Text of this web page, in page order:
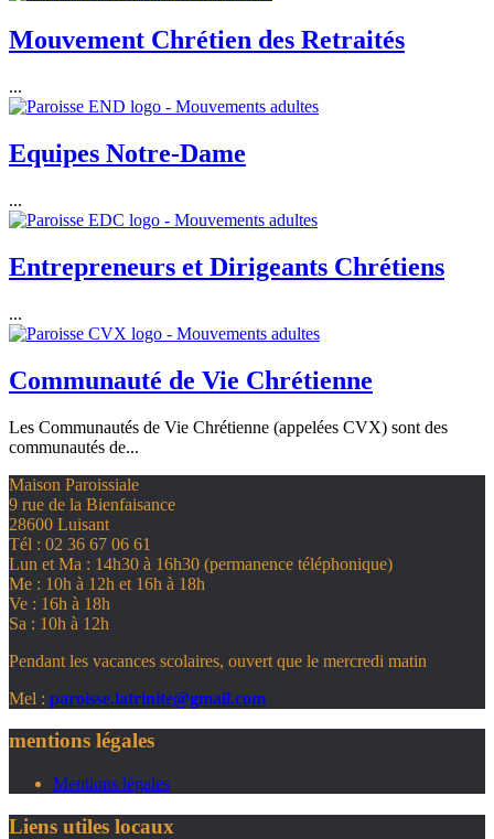
Mouvement Chrétien des Retraités
...
Equipes Notre-Dame
...
Entrepreneurs et Dirigeants Chrétiens
...
Communauté de Vie Chrétienne
Les Communautés de Vie Chrétienne (appelées CVX) sont des
communautés de...
Maison Paroissiale
9 rue de la Bienfaisance
28600 Luisant
Tél : 02 36 67 06 61
Lun et Ma : 14h30 à 16h30 (permanence téléphonique)
Me : 10h à 12h et 16h à 18h
Ve : 16h à 18h
Sa : 10h à 12h
Pendant les vacances scolaires, ouvert que le mercredi matin
Mel : paroisse.latrinite@gmail.com
mentions légales
Mentions légales
Liens utiles locaux